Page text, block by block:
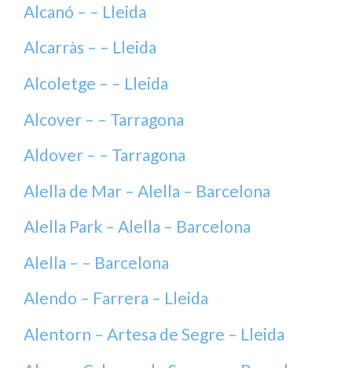
Alcanó – – Lleida
Alcarràs – – Lleida
Alcoletge – – Lleida
Alcover – – Tarragona
Aldover – – Tarragona
Alella de Mar – Alella – Barcelona
Alella Park – Alella – Barcelona
Alella – – Barcelona
Alendo – Farrera – Lleida
Alentorn – Artesa de Segre – Lleida